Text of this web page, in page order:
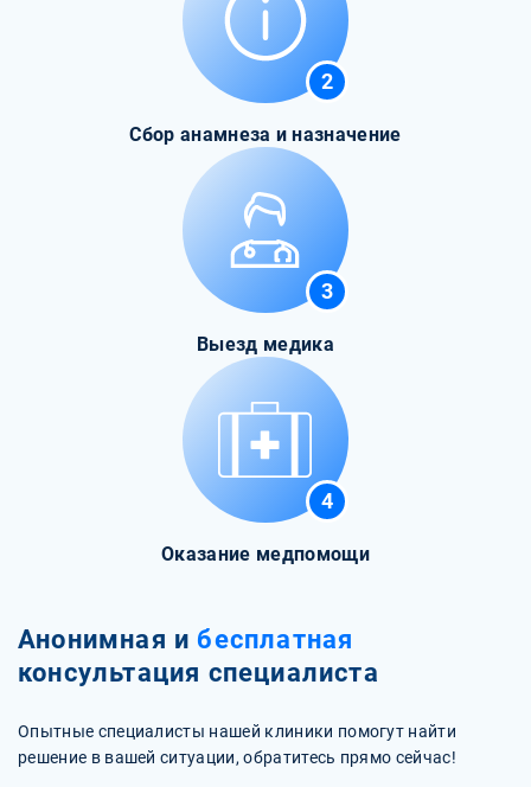
2
Сбор анамнеза и назначение
3
Выезд медика
4
Оказание медпомощи
Анонимная и бесплатная
консультация специалиста
Опытные специалисты нашей клиники помогут найти
решение в вашей ситуации, обратитесь прямо сейчас!